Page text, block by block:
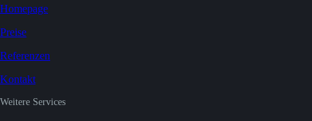
Homepage
Preise
Referenzen
Kontakt
Weitere Services